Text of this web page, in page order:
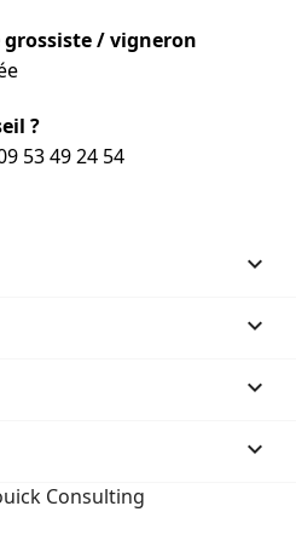
/ vigneron
?
53 49 24 54



keyboard_arrow_down
Consulting